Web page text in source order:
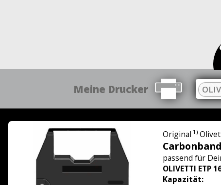
Meine Drucker
Original 1)
Carbonband
passend für
OLIVETTI ETP
Kapazität: